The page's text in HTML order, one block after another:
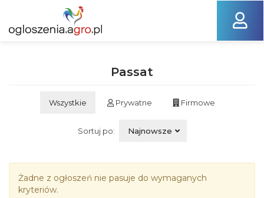
Passat
Wszystkie Prywatne Firmowe
Sortuj po: Najnowsze
Żadne z ogłoszeń nie pasuje do wymaganych
kryteriów.